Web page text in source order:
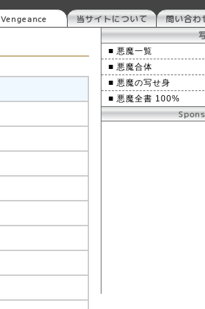
当サイトについて 問い合わ
■ 悪魔一覧
■ 悪魔合体
■ 悪魔の写せ身
■ 悪魔全書 100%